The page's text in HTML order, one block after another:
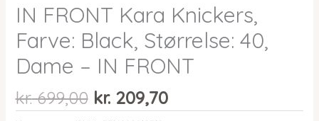
IN FRONT Kara Knickers,
Farve: Black, Størrelse: 40,
Dame – IN FRONT
kr.699,00 Den
oprindelige
kr.209,70Den
aktuelle